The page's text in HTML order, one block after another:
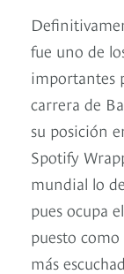
fue uno de
importantes
carrera de
su posición
Spotify
mundial lo
pues ocupa
puesto
más